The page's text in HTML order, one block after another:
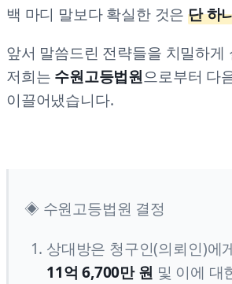
백 마디 말보다 확실한 것은 단 하
앞서 말씀드린 전략들을 치밀하게
저희는 수원고등법원으로부터 다
이끌어냈습니다.
◈ 수원고등법원 결정
상대방은 청구인(의뢰인)에
11억 6,700만 원 및 이에 대